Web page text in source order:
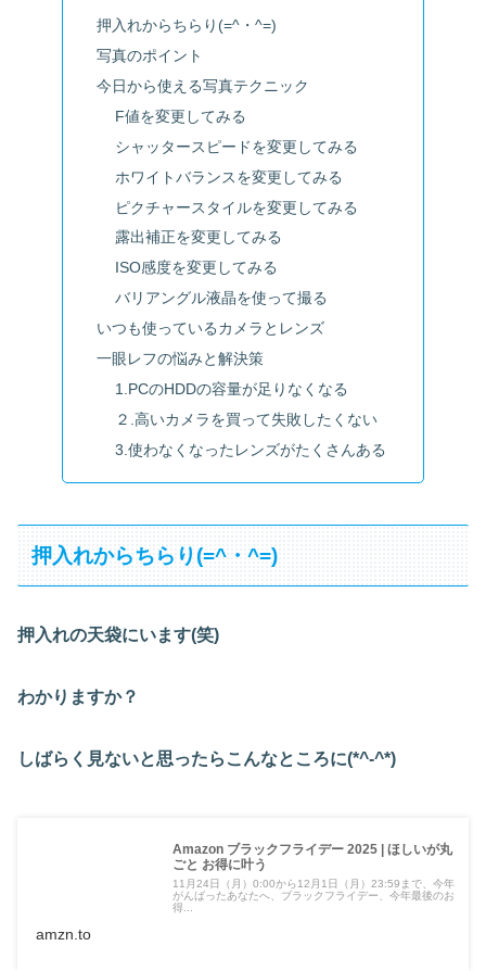
押入れからちらり(=^・^=)
写真のポイント
今日から使える写真テクニック
F値を変更してみる
シャッタースピードを変更してみる
ホワイトバランスを変更してみる
ピクチャースタイルを変更してみる
露出補正を変更してみる
ISO感度を変更してみる
バリアングル液晶を使って撮る
いつも使っているカメラとレンズ
一眼レフの悩みと解決策
1.PCのHDDの容量が足りなくなる
２.高いカメラを買って失敗したくない
3.使わなくなったレンズがたくさんある
押入れからちらり(=^・^=)
押入れの天袋にいます(笑)
わかりますか？
しばらく見ないと思ったらこんなところに(*^-^*)
Amazon ブラックフライデー 2025 | ほしいが丸
ごと お得に叶う
11月24日（月）0:00から12月1日（月）23:59まで、今年
がんばったあなたへ、ブラックフライデー、今年最後のお
得...
amzn.to